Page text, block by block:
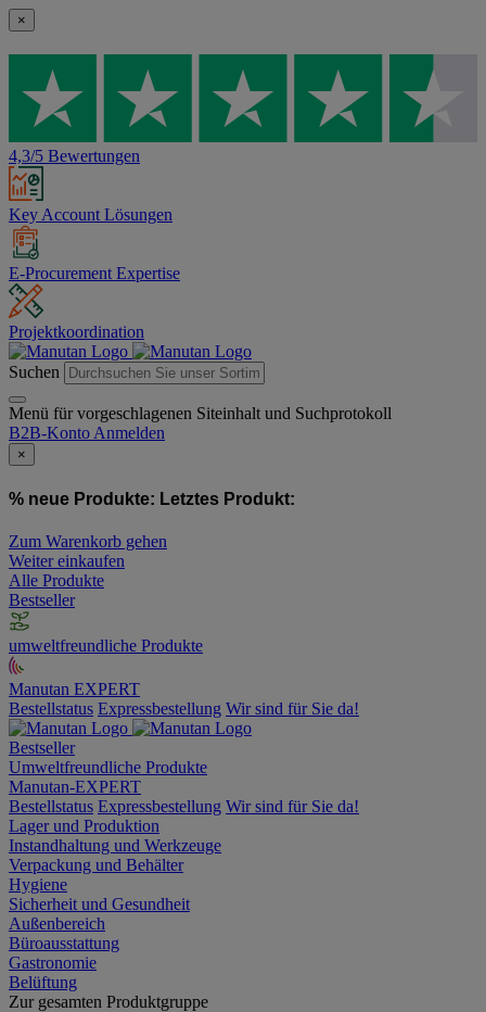
×
4,3/5 Bewertungen
Key Account Lösungen
E-Procurement Expertise
Projektkoordination
Suchen
Menü für vorgeschlagenen Siteinhalt und Suchprotokoll
B2B-Konto Anmelden
×
% neue Produkte: Letztes Produkt:
Zum Warenkorb gehen
Weiter einkaufen
Alle Produkte
Bestseller
umweltfreundliche Produkte
Manutan EXPERT
Bestellstatus Expressbestellung Wir sind für Sie da!
Bestseller
Umweltfreundliche Produkte
Manutan-EXPERT
Bestellstatus Expressbestellung Wir sind für Sie da!
Lager und Produktion
Instandhaltung und Werkzeuge
Verpackung und Behälter
Hygiene
Sicherheit und Gesundheit
Außenbereich
Büroausstattung
Gastronomie
Belüftung
Zur gesamten Produktgruppe